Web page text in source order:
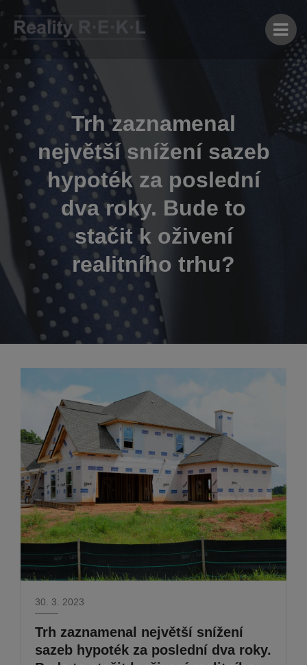
Trh zaznamenal
největší snížení sazeb
hypoték za poslední
dva roky. Bude to
stačit k oživení
realitního trhu?
30. 3. 2023
Trh zaznamenal největší snížení
sazeb hypoték za poslední dva roky.